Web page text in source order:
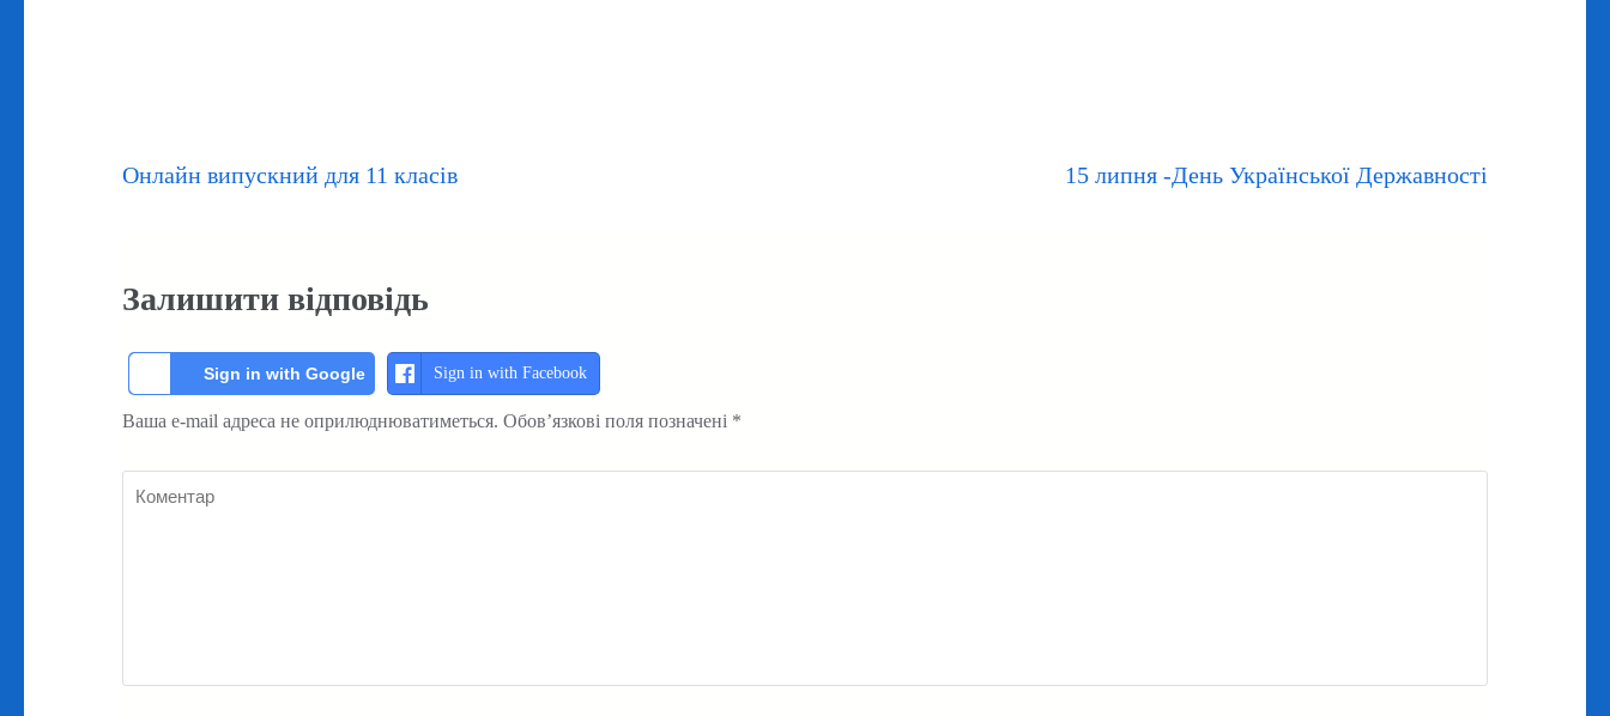
Навігація
Онлайн випускний для 11 класів 15 липня -День Української Державності
Залишити відповідь
Sign in with Google Sign in with Facebook
Ваша e-mail адреса не оприлюднюватиметься. Обов’язкові поля позначені *
Коментар